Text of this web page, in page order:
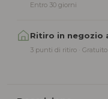
Entro 30 giorni
Ritiro in negozio
3 punti di ritiro · Gratuito